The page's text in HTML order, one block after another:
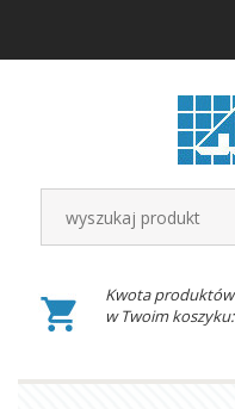
Kwota produktów
w Twoim koszyku: